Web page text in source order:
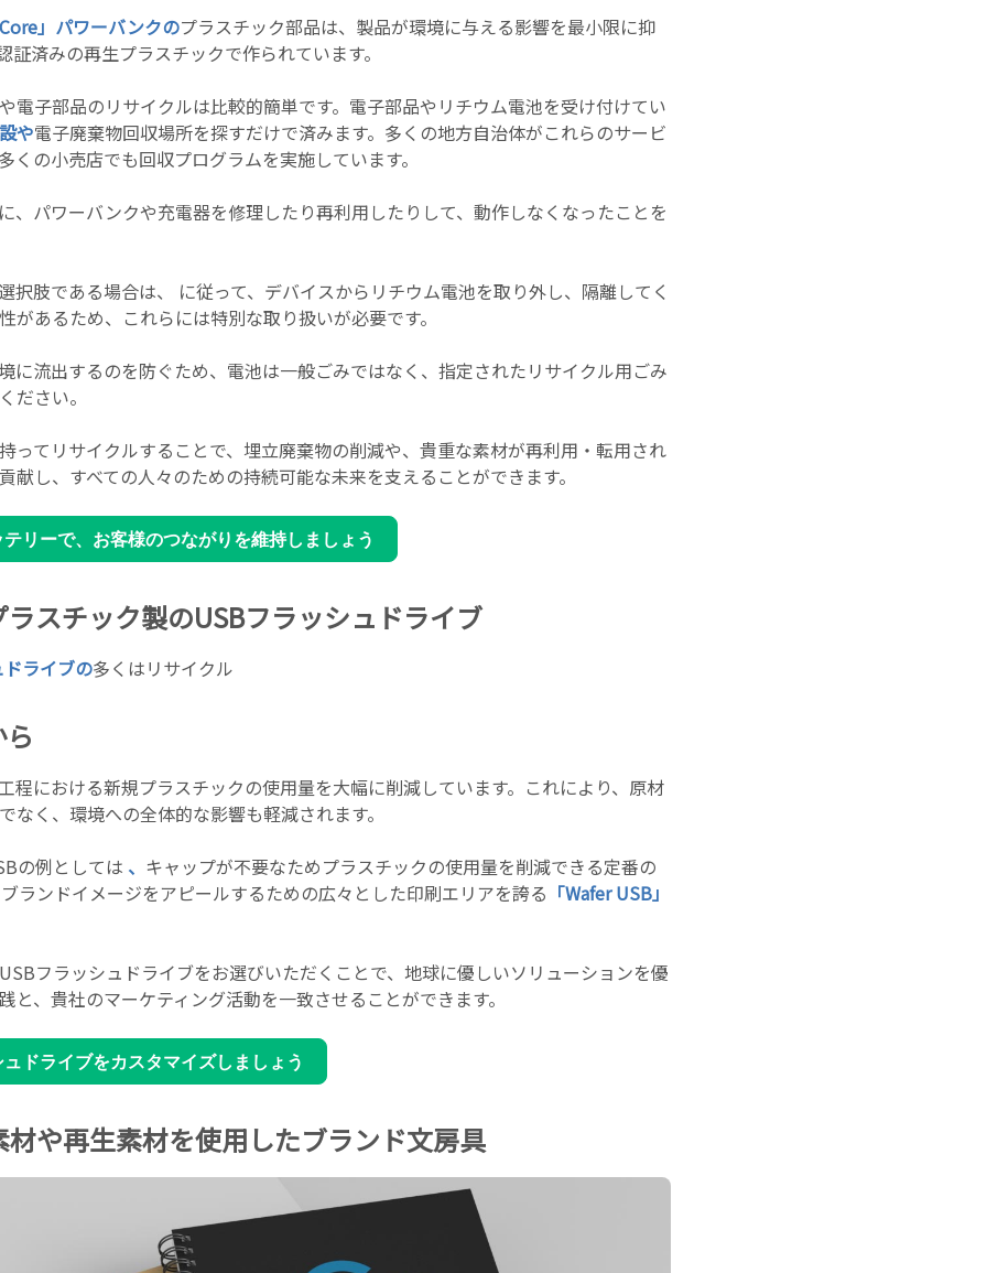
」パワーバンクのプラスチック部品は、製品が環境に与える影響を最小限に抑
証済みの再生プラスチックで作られています。
電子部品のリサイクルは比較的簡単です。電子部品やリチウム電池を受け付けてい
や電子廃棄物回収場所を探すだけで済みます。多くの地方自治体がこれらのサービ
くの小売店でも回収プログラムを実施しています。
、パワーバンクや充電器を修理したり再利用したりして、動作しなくなったことを
択肢である場合は、 に従って、デバイスからリチウム電池を取り外し、隔離してく
があるため、これらには特別な取り扱いが必要です。
に流出するのを防ぐため、電池は一般ごみではなく、指定されたリサイクル用ごみ
ださい。
ってリサイクルすることで、埋立廃棄物の削減や、貴重な素材が再利用・転用され
献し、すべての人々のための持続可能な未来を支えることができます。
リーで、お客様のつながりを維持しましょう
スチック製のUSBフラッシュドライブ
ライブの多くはリサイクル
程における新規プラスチックの使用量を大幅に削減しています。これにより、原材
なく、環境への全体的な影響も軽減されます。
の例としては 、 キャップが不要なためプラスチックの使用量を削減できる定番の
ランドイメージをアピールするための広々とした印刷エリアを誇る 「Wafer USB」
フラッシュドライブをお選びいただくことで、地球に優しいソリューションを優
と、貴社のマーケティング活動を一致させることができます。
ドライブをカスタマイズしましょう
材や再生素材を使用したブランド文房具